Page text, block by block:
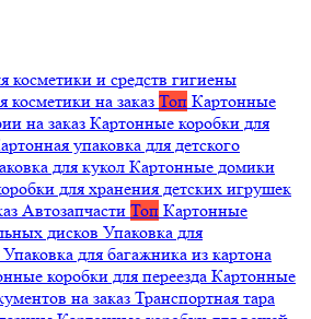
косметики и средств гигиены
косметики на заказ Топ Картонные
на заказ Картонные коробки для
упаковка для детского
для кукол Картонные домики
для хранения детских игрушек
Автозапчасти Топ Картонные
дисков Упаковка для
Упаковка для багажника из картона
коробки для переезда Картонные
на заказ Транспортная тара